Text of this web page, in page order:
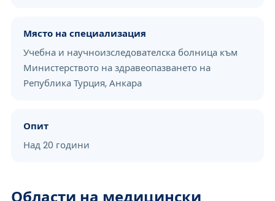
Място на специализация
Учебна и научноизследователска болница към
Министерството на здравеопазването на
Република Турция, Анкара
Опит
Над 20 години
Области на медицински